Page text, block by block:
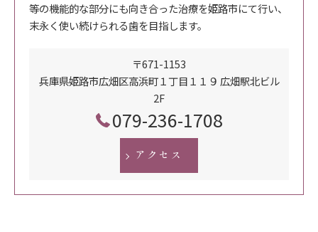
等の機能的な部分にも向き合った治療を姫路市にて行い、
末永く使い続けられる歯を目指します。
〒671-1153
兵庫県姫路市広畑区高浜町１丁目１１９ 広畑駅北ビル
2F
079-236-1708
アクセス